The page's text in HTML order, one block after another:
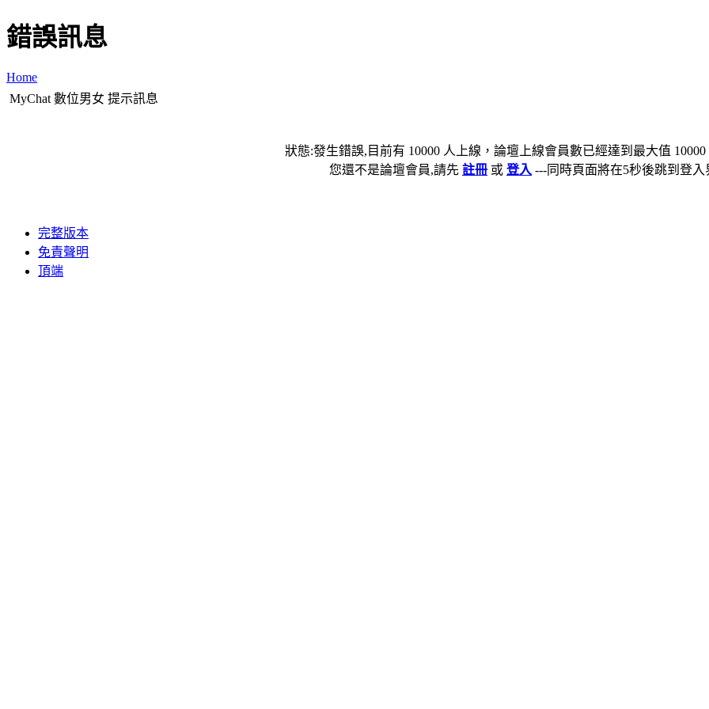
錯誤訊息
Home
MyChat 數位男女 提示訊息
狀態:發生錯誤,目前有 10000 人上線，論壇上線會員數已經達到最大值
您還不是論壇會員,請先 註冊 或 登入 ---同時頁面將在5秒後跳到登入
完整版本
免責聲明
頂端